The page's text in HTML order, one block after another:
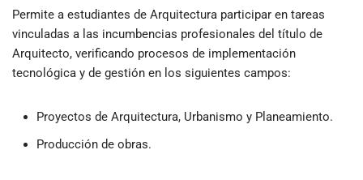
Permite a estudiantes de Arquitectura participar en tareas
vinculadas a las incumbencias profesionales del título de
Arquitecto, verificando procesos de implementación
tecnológica y de gestión en los siguientes campos:
Proyectos de Arquitectura, Urbanismo y Planeamiento.
Producción de obras.